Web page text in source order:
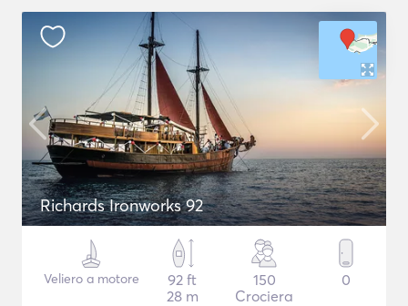
Richards Ironworks 92
Veliero a motore
92 ft
28 m
150
Crociera
0